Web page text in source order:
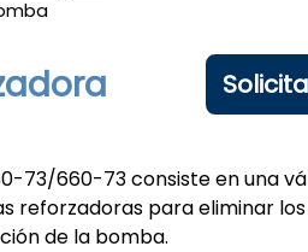
73/660-73 consiste en una
reforzadoras para eliminar
de la bomba.